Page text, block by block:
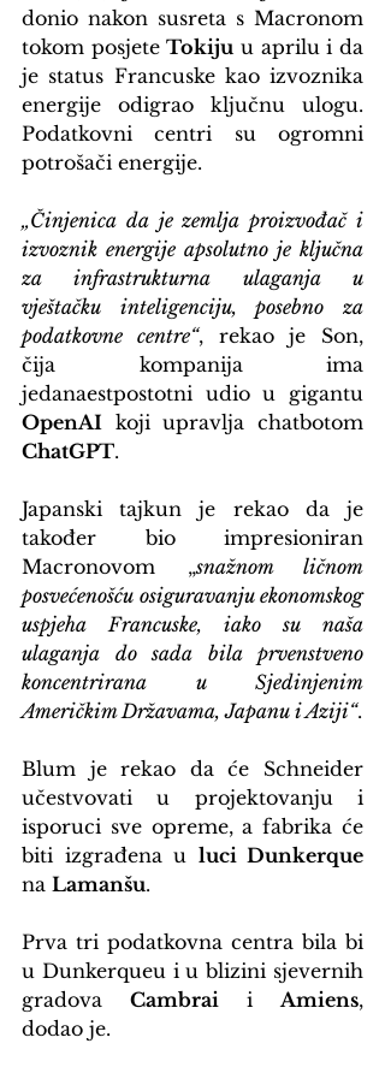
donio nakon susreta s Macronom
tokom posjete Tokiju u aprilu i da
je status Francuske kao izvoznika
energije odigrao ključnu ulogu.
Podatkovni centri su ogromni
potrošači energije.
„Činjenica da je zemlja proizvođač i
izvoznik energije apsolutno je ključna
za infrastrukturna ulaganja u
vještačku inteligenciju, posebno za
podatkovne centre“, rekao je Son,
čija kompanija ima
OpenAI
ChatGPT.
Japanski tajkun je rekao da je
također bio impresioniran
Macronovom „snažnom ličnom
posvećenošću osiguravanju ekonomskog
uspjeha Francuske, iako su naša
ulaganja do sada bila prvenstveno
koncentrirana u Sjedinjenim
Američkim Državama, Japanu i Aziji“.
Blum je rekao da će Schneider
učestvovati u projektovanju i
isporuci sve opreme, a fabrika će
biti izgrađena u luci Dunkerque
na Lamanšu.
Prva tri podatkovna centra bila bi
u Dunkerqueu i u blizini sjevernih
gradova Cambrai i Amiens,
dodao je.